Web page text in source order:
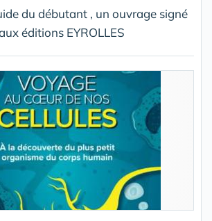
du débutant , un ouvrage signé
éditions EYROLLES